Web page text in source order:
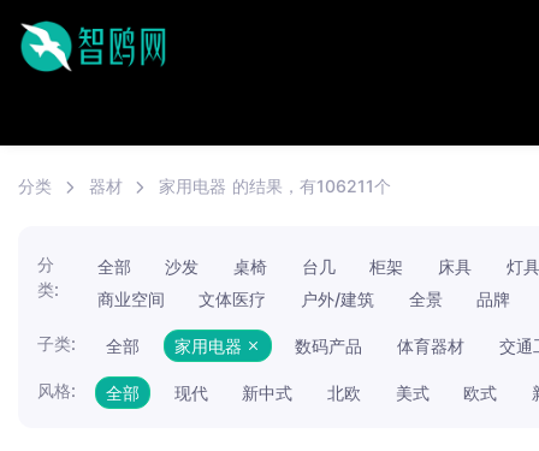
分类 器材 家用电器 的结果，有106211个
分
类:
全部 沙发 桌椅 台几 柜架 床具
灯具
商业空间
文体医疗 户外/建筑 全景 品牌
子类: 全部 家用电器 数码产品 体育器材 交通
风格: 全部 现代 新中式 北欧 美式 欧式